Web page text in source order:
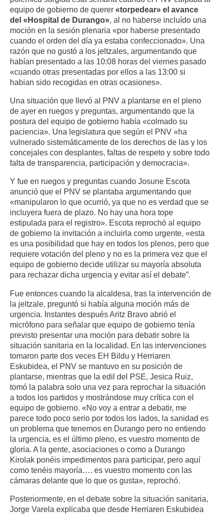
equipo de gobierno de querer «torpedear» el avance
del «Hospital de Durango», al no haberse incluído una
moción en la sesión plenaria «por haberse presentado
cuando el orden del día ya estaba confeccionado». Una
razón que no gustó a los jeltzales, argumentando que
habían presentado a las 10:08 horas del viernes pasado
«cuando otras presentadas por ellos a las 13:00 si
habian sido recogidas en otras ocasiones».
Una situación que llevó al PNV a plantarse en el pleno
de ayer en ruegos y preguntas, argumentando que la
postura del equipo de gobierno había «colmado su
paciencia». Una legislatura que según el PNV «ha
vulnerado sistemáticamente de los derechos de las y los
concejales con desplantes, faltas de respeto y sobre todo
falta de transparencia, participación y democracia».
Y fue en ruegos y preguntas cuando Josune Escota
anunció que el PNV se plantaba argumentando que
«manipularon lo que ocurrió, ya que no es verdad que se
incluyera fuera de plazo. No hay una hora tope
estipulada para el registro». Escota reprochó al equipo
de gobierno la invitación a incluirla como urgente, «esta
es una posibilidad que hay en todos los plenos, pero que
requiere votación del pleno y no es la primera vez que el
equipo de gobierno decide utilizar su mayoría absoluta
para rechazar dicha urgencia y evitar así el debate”.
Fue entonces cuando la alcaldesa, tras la intervención de
la jeltzale, preguntó si había alguna moción más de
urgencia. Instantes después Aritz Bravo abrió el
micrófono para señalar que equipo de gobierno tenía
previsto presentar una moción para debatir sobre la
situación sanitaria en la localidad. En las intervenciones
tomaron parte dos veces EH Bildu y Herriaren
Eskubidea, el PNV se mantuvo en su posición de
plantarse, mientras que la edil del PSE, Jesica Ruiz,
tomó la palabra solo una vez para reprochar la situación
a todos los partidos y mostrándose muy crítica con el
equipo de gobierno. «No voy a entrar a debatir, me
parece todo poco serio por todos los lados, la sanidad es
un problema que tenemos en Durango pero no entiendo
la urgencia, es el último pleno, es vuestro momento de
gloria. A la gente, asociaciones o como a Durango
Kirolak ponéis impedimentos para participar, pero aquí
como tenéis mayoría…. es vuestro momento con las
cámaras delante que lo que os gusta», reprochó.
Posteriormente, en el debate sobre la situación sanitaria,
Jorge Varela explicaba que desde Herriaren Eskubidea